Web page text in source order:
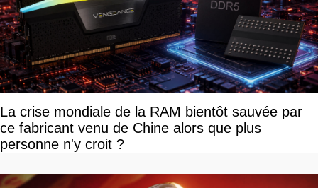
La crise mondiale de la RAM bientôt sauvée par
ce fabricant venu de Chine alors que plus
personne n'y croit ?